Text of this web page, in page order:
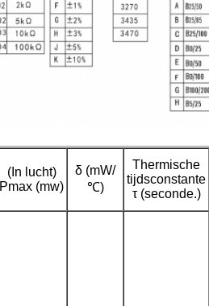
(In lucht)
Pmax (mw)
δ (mW/
℃)
Thermische
tijdsconstante
τ (seconde.)